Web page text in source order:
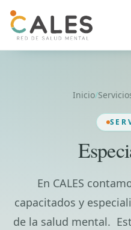
Inicio/
En CALES
capacitados y
de la salud mental.